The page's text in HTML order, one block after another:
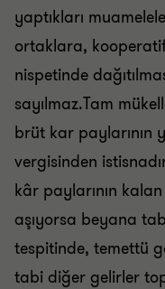
yaptıkları
ortaklara,
nispetinde
sayılmaz.Tam
brüt kar paylarının
vergisinden
kâr paylarının kalan
aşıyorsa beyana
tespitinde, temettü
tabi diğer gelirler